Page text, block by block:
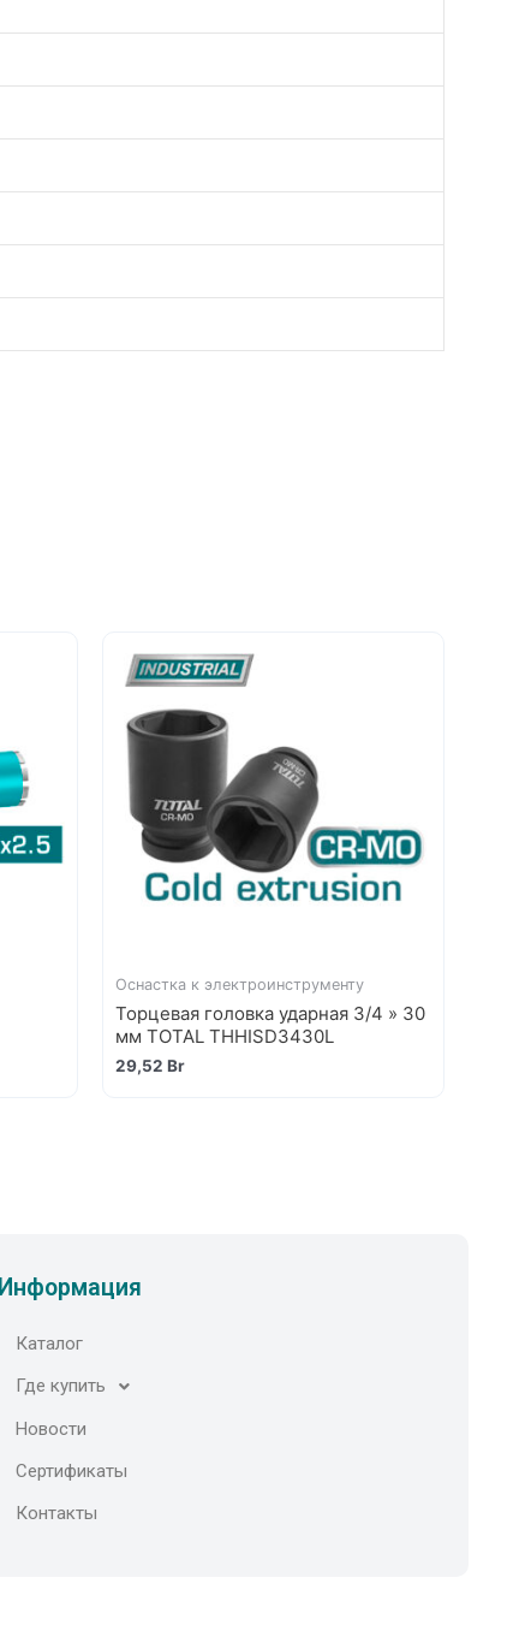
Оснастка к электроинструменту
Торцевая головка ударная 3/4 » 30
мм TOTAL THHISD3430L
29,52 Br
Информация
Каталог
Где купить
Новости
Сертификаты
Контакты